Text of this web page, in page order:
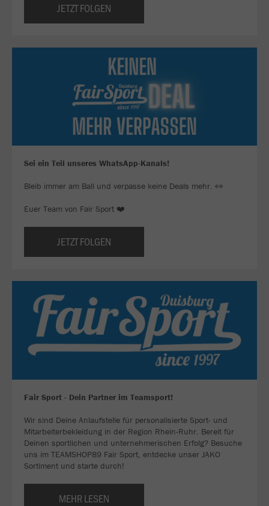
JETZT FOLGEN
Sei ein Teil unseres WhatsApp-Kanals!
Bleib immer am Ball und verpasse keine Deals mehr. 👀
Euer Team von Fair Sport ❤️
JETZT FOLGEN
Fair Sport - Dein Partner im Teamsport!
Wir sind Deine Anlaufstelle für personalisierte Sport- und
Mitarbeiterbekleidung in der Region Rhein-Ruhr. Bereit für
Deinen sportlichen und unternehmerischen Erfolg? Besuche
uns im TEAMSHOP89 Fair Sport, entdecke unser JAKO
Sortiment und starte durch!
MEHR LESEN